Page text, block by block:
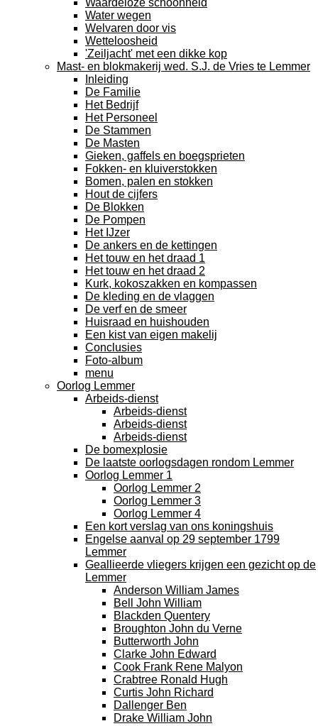
Waardeloze schoonheid
Water wegen
Welvaren door vis
Wetteloosheid
'Zeiljacht' met een dikke kop
Mast- en blokmakerij wed. S.J. de Vries te Lemmer
Inleiding
De Familie
Het Bedrijf
Het Personeel
De Stammen
De Masten
Gieken, gaffels en boegsprieten
Fokken- en kluiverstokken
Bomen, palen en stokken
Hout de cijfers
De Blokken
De Pompen
Het IJzer
De ankers en de kettingen
Het touw en het draad 1
Het touw en het draad 2
Kurk, kokoszakken en kompassen
De kleding en de vlaggen
De verf en de smeer
Huisraad en huishouden
Een kist van eigen makelij
Conclusies
Foto-album
menu
Oorlog Lemmer
Arbeids-dienst
Arbeids-dienst
Arbeids-dienst
Arbeids-dienst
De bomexplosie
De laatste oorlogsdagen rondom Lemmer
Oorlog Lemmer 1
Oorlog Lemmer 2
Oorlog Lemmer 3
Oorlog Lemmer 4
Een kort verslag van ons koningshuis
Engelse aanval op 29 september 1799
Lemmer
Geallieerde vliegers krijgen een gezicht op de
Lemmer
Anderson William James
Bell John William
Blackden Quentery
Broughton John du Verne
Butterworth John
Clarke John Edward
Cook Frank Rene Malyon
Crabtree Ronald Hugh
Curtis John Richard
Dallenger Ben
Drake William John